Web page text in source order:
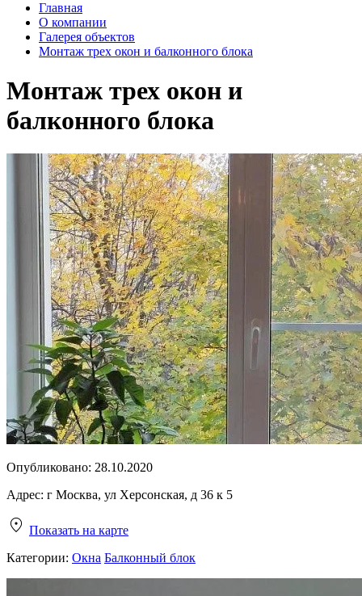
Главная
О компании
Галерея объектов
Монтаж трех окон и балконного блока
Монтаж трех окон и
балконного блока
Опубликовано: 28.10.2020
Адрес: г Москва, ул Херсонская, д 36 к 5
Показать на карте
Категории: Окна Балконный блок